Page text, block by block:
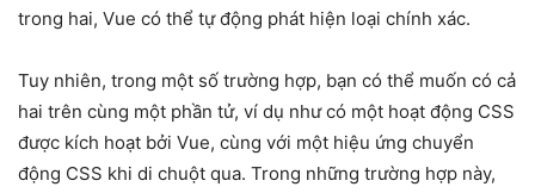
trong hai, Vue có thể tự động phát hiện loại chính xác.
Tuy nhiên, trong một số trường hợp, bạn có thể muốn có cả
hai trên cùng một phần tử, ví dụ như có một hoạt động CSS
được kích hoạt bởi Vue, cùng với một hiệu ứng chuyển
động CSS khi di chuột qua. Trong những trường hợp này,